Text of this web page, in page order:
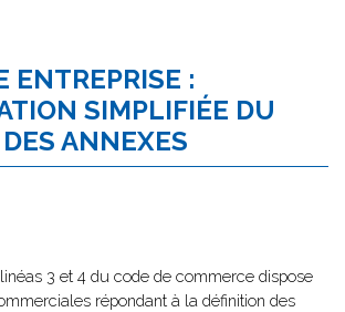
ENTREPRISE :
SIMPLIFIÉE DU
ANNEXES
3 et 4 du code de commerce dispose
répondant à la définition des